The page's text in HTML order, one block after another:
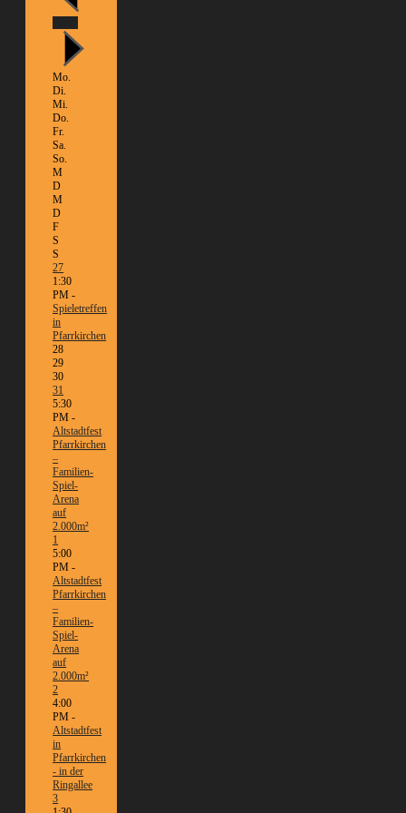
Mo.
Di.
Mi.
Do.
Fr.
Sa.
So.
M
D
M
D
F
S
S
27
1:30
PM -
Spieletreffen
in
Pfarrkirchen
28
29
30
31
5:30
PM -
Altstadtfest
Pfarrkirchen
–
Familien-
Spiel-
Arena
auf
2.000m²
1
5:00
PM -
Altstadtfest
Pfarrkirchen
–
Familien-
Spiel-
Arena
auf
2.000m²
2
4:00
PM -
Altstadtfest
in
Pfarrkirchen
- in der
Ringallee
3